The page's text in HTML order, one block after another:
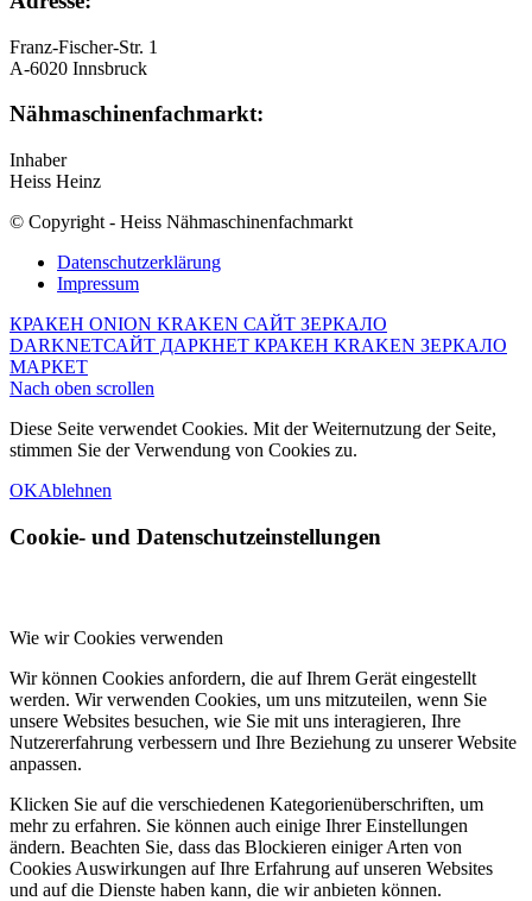
Franz-Fischer-Str. 1
A-6020 Innsbruck
Nähmaschinenfachmarkt:
Inhaber
Heiss Heinz
© Copyright - Heiss Nähmaschinenfachmarkt
Datenschutzerklärung
Impressum
КРАКЕН ONION KRAKEN САЙТ ЗЕРКАЛО
DARKNETСАЙТ ДАРКНЕТ КРАКЕН KRAKEN ЗЕРКАЛО
МАРКЕТ
Nach oben scrollen
Diese Seite verwendet Cookies. Mit der Weiternutzung der Seite,
stimmen Sie der Verwendung von Cookies zu.
OKAblehnen
Cookie- und Datenschutzeinstellungen
Wie wir Cookies verwenden
Wir können Cookies anfordern, die auf Ihrem Gerät eingestellt
werden. Wir verwenden Cookies, um uns mitzuteilen, wenn Sie
unsere Websites besuchen, wie Sie mit uns interagieren, Ihre
Nutzererfahrung verbessern und Ihre Beziehung zu unserer Website
anpassen.
Klicken Sie auf die verschiedenen Kategorienüberschriften, um
mehr zu erfahren. Sie können auch einige Ihrer Einstellungen
ändern. Beachten Sie, dass das Blockieren einiger Arten von
Cookies Auswirkungen auf Ihre Erfahrung auf unseren Websites
und auf die Dienste haben kann, die wir anbieten können.